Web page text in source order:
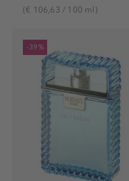
(€ 106,63 / 100 ml)
-39%